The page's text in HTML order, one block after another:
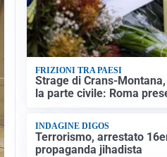
FRIZIONI TRA PAESI
Strage di Crans-
la parte civile: Roma
INDAGINE DIGOS
Terrorismo, arrestato
propaganda jihadista